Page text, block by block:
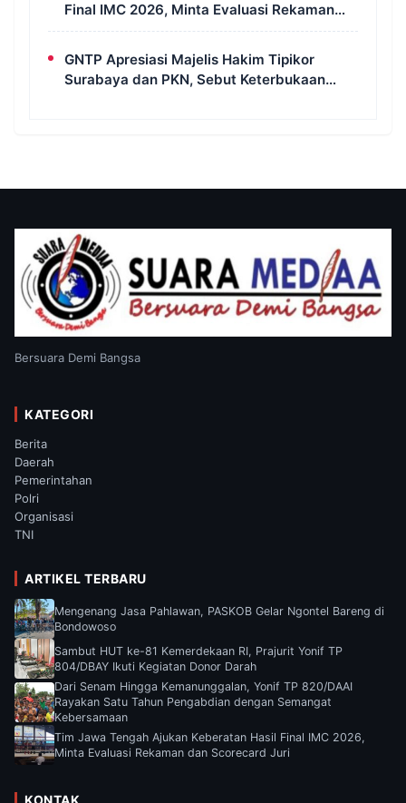
Final IMC 2026, Minta Evaluasi Rekaman
dan Scorecard Juri
GNTP Apresiasi Majelis Hakim Tipikor
Surabaya dan PKN, Sebut Keterbukaan
Bersuara Demi Bangsa
KATEGORI
Berita
Daerah
Pemerintahan
Polri
Organisasi
TNI
ARTIKEL TERBARU
Mengenang Jasa Pahlawan, PASKOB Gelar Ngontel Bareng di
Bondowoso
Sambut HUT ke-81 Kemerdekaan RI, Prajurit Yonif TP
804/DBAY Ikuti Kegiatan Donor Darah
Dari Senam Hingga Kemanunggalan, Yonif TP 820/DAAI
Rayakan Satu Tahun Pengabdian dengan Semangat
Kebersamaan
Tim Jawa Tengah Ajukan Keberatan Hasil Final IMC 2026,
Minta Evaluasi Rekaman dan Scorecard Juri